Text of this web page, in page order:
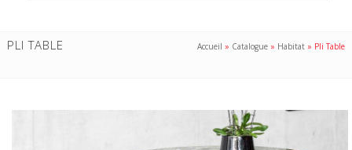
PLI TABLE Accueil » Catalogue » Habitat » Pli Table